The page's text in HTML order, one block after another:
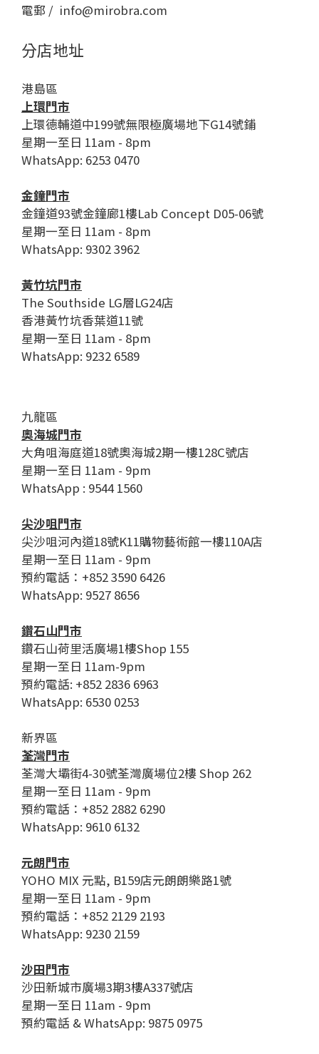
電郵 / info@mirobra.com
分店地址
港島區
上環門市
上環德輔道中199號無限極廣場地下G14號鋪
星期一至日 11am - 8pm
WhatsApp: 6253 0470
金鐘門市
金鐘道93號金鐘廊1樓Lab Concept D05-06號
星期一至日 11am - 8pm
WhatsApp: 9302 3962
黃竹坑門市
The Southside LG層LG24店
香港黃竹坑香葉道11號
星期一至日 11am - 8pm
WhatsApp: 9232 6589
九龍區
奧海城門市
大角咀海庭道18號奧海城2期一樓128C號店
星期一至日 11am - 9pm
WhatsApp : 9544 1560
尖沙咀門市
尖沙咀河內道18號K11購物藝術館一樓110A店
星期一至日 11am - 9pm
預約電話：+852 3590 6426
WhatsApp: 9527 8656
鑽石山門市
鑽石山荷里活廣場1樓Shop 155
星期一至日 11am-9pm
預約電話: +852 2836 6963
WhatsApp: 6530 0253
新界區
荃灣門市
荃灣大壩街4-30號荃灣廣場位2樓 Shop 262
星期一至日 11am - 9pm
預約電話：+852 2882 6290
WhatsApp: 9610 6132
元朗門市
YOHO MIX 元點, B159店元朗朗樂路1號
星期一至日 11am - 9pm
預約電話：+852 2129 2193
WhatsApp: 9230 2159
沙田門市
沙田新城市廣場3期3樓A337號店
星期一至日 11am - 9pm
預約電話 & WhatsApp: 9875 0975